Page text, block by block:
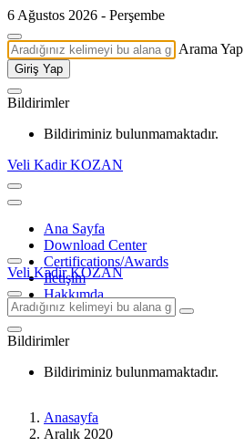
6 Ağustos 2026 - Perşembe
Arama Yap
Giriş Yap
Bildirimler
Bildiriminiz bulunmamaktadır.
Veli Kadir KOZAN
Ana Sayfa
Download Center
Certifications/Awards
İletişim
Hakkımda
Veli Kadir KOZAN
Bildirimler
Bildiriminiz bulunmamaktadır.
Anasayfa
Aralık 2020